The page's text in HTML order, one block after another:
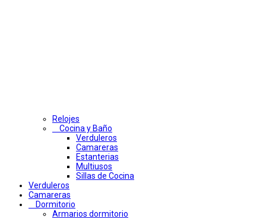
Relojes
Cocina y Baño
Verduleros
Camareras
Estanterias
Multiusos
Sillas de Cocina
Verduleros
Camareras
Dormitorio
Armarios dormitorio